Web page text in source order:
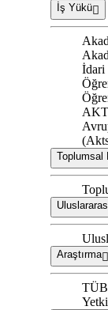
İş Yükü
İdari
Toplumsal
Araştırma